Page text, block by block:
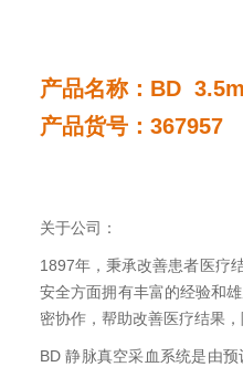
产品名称：BD
产品货号：367957
关于公司：
1897年，秉承改善患者医疗
安全方面拥有丰富的经验和
密协作，帮助改善医疗结果
BD 静脉真空采血系统是由